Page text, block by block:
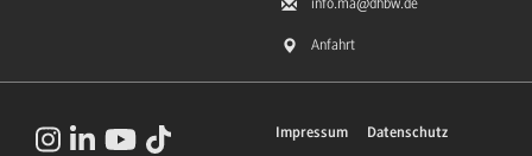
info.ma@dhbw.de
Anfahrt
Impressum Datenschutz